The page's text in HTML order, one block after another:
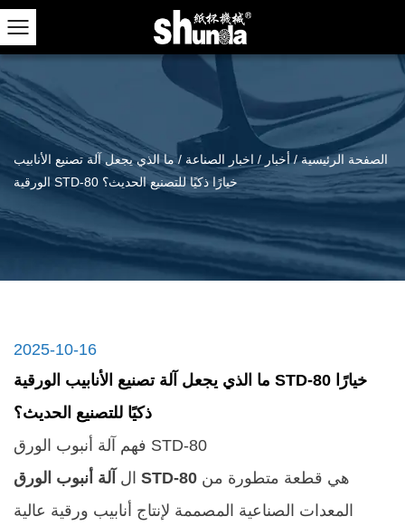
الصفحة الرئيسية/ أخبار / اخبار الصناعة /ما الذي يجعل آلة تصنيع الأنابيب
الورقية STD-80 خيارًا ذكيًا للتصنيع الحديث؟
2025-10-16
ما الذي يجعل آلة تصنيع الأنابيب الورقية STD-80 خيارًا
ذكيًا للتصنيع الحديث؟
فهم آلة أنبوب الورق STD-80
ال آلة أنبوب الورق STD-80 هي قطعة متطورة من
المعدات الصناعية المصممة لإنتاج أنابيب ورقية عالية